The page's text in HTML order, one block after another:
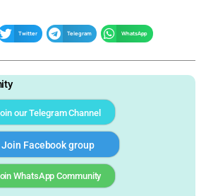
Twitter Telegram WhatsApp
our Telegram Channel
Join Facebook group
WhatsApp Community